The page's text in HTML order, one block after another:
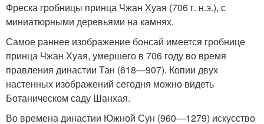
Фреска гробницы принца Чжан Хуая (706 г. н.э.), с
миниатюрными деревьями на камнях.
Самое раннее изображение бонсай имеется гробнице
принца Чжан Хуая, умершего в 706 году во время
правления династии Тан (618—907). Копии двух
настенных изображений сегодня можно видеть
Ботаническом саду Шанхая.
Во времена династии Южной Сун (960—1279) искусство